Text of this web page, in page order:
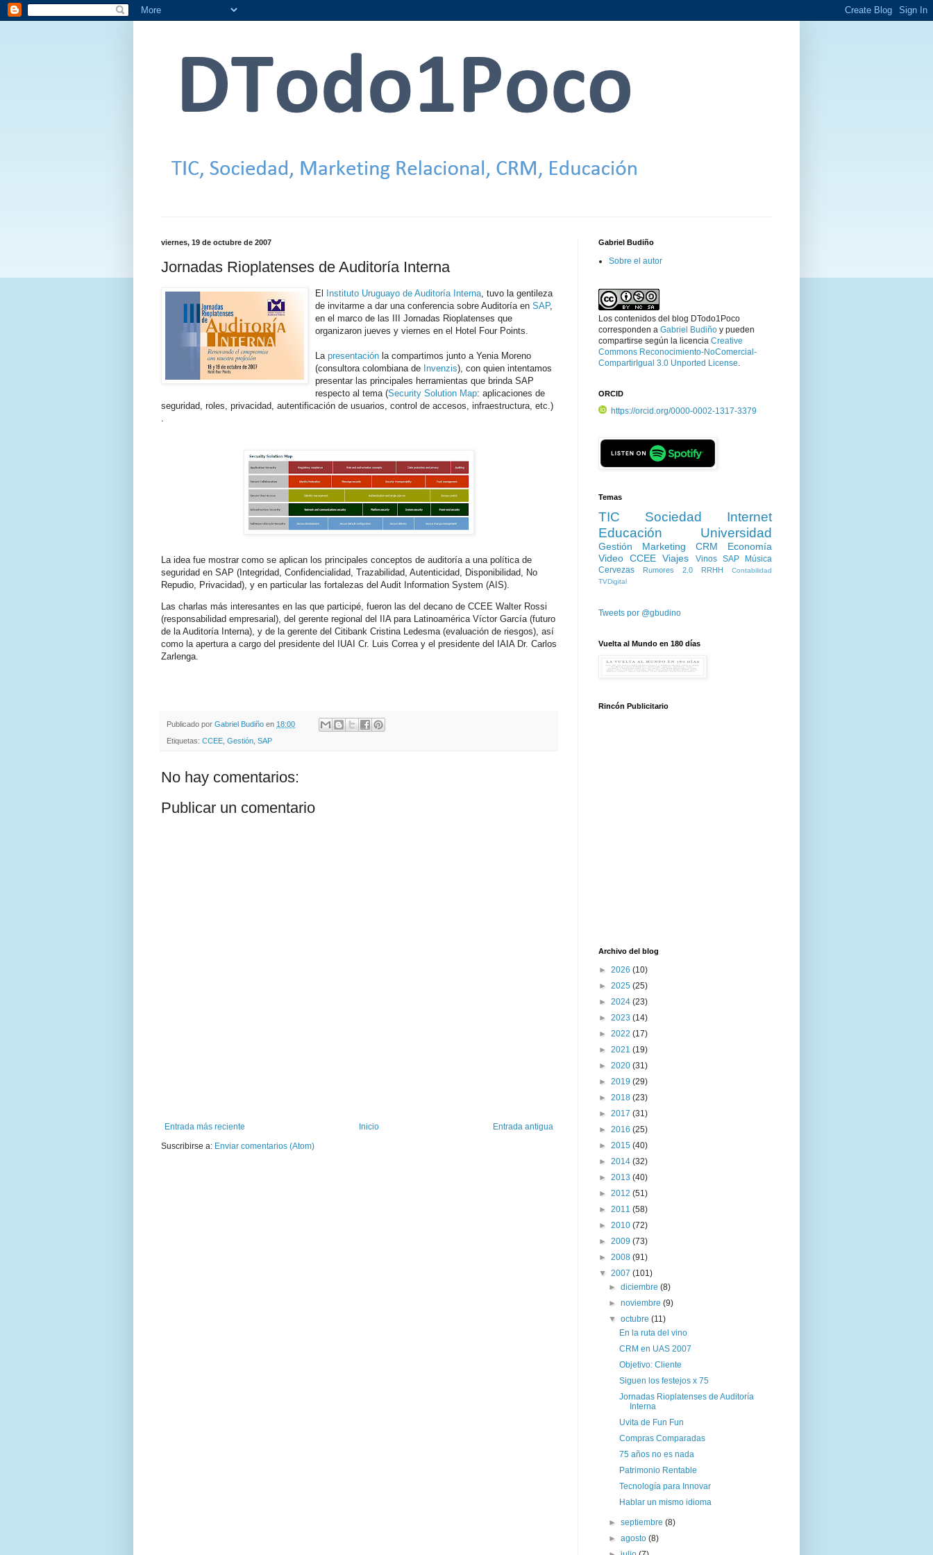
viernes, 19 de octubre de 2007
Jornadas Rioplatenses de Auditoría Interna
El Instituto Uruguayo de Auditoría Interna , tuvo la gentileza
de invitarme a dar una conferencia sobre Auditoría en SAP,
en el marco de las III Jornadas Rioplatenses que
organizaron jueves y viernes en el Hotel Four Points.
La presentación la compartimos junto a Yenia Moreno
(consultora colombiana de Invenzis), con quien intentamos
presentar las principales herramientas que brinda SAP
respecto al tema (Security Solution Map: aplicaciones de
seguridad, roles, privacidad, autentificación de usuarios, control de accesos, infraestructura, etc.)
La idea fue mostrar como se aplican los principales conceptos de auditoría a una política de
seguridad en SAP (Integridad, Confidencialidad, Trazabilidad, Autenticidad, Disponibilidad, No
Repudio, Privacidad), y en particular las fortalezas del Audit Information System (AIS).
Las charlas más interesantes en las que participé, fueron las del decano de CCEE Walter Rossi
(responsabilidad empresarial), del gerente regional del IIA para Latinoamérica Víctor García (futuro
de la Auditoría Interna), y de la gerente del Citibank Cristina Ledesma (evaluación de riesgos), así
como la apertura a cargo del presidente del IUAI Cr. Luis Correa y el presidente del IAIA Dr. Carlos
Zarlenga.
Publicado por Gabriel Budiño en 18:00
Etiquetas: CCEE, Gestión, SAP
No hay comentarios:
Publicar un comentario
Entrada más reciente Entrada antigua
Inicio
Suscribirse a: Enviar comentarios (Atom)
Gabriel Budiño
Sobre el autor
Los contenidos del blog DTodo1Poco
corresponden a Gabriel Budiño y pueden
compartirse según la licencia Creative
Commons Reconocimiento-NoComercial-
CompartirIgual 3.0 Unported License.
ORCID
https://orcid.org/0000-0002-1317-3379
Temas
TIC Sociedad
Internet
Educación
Universidad
Gestión Marketing CRM
Economía
Video CCEE Viajes Vinos SAP
Música
Cervezas
Rumores 2.0 RRHH
Contabilidad
TVDigital
Tweets por @gbudino
Vuelta al Mundo en 180 días
Rincón Publicitario
Archivo del blog
► 2026 (10)
► 2025 (25)
► 2024 (23)
► 2023 (14)
► 2022 (17)
► 2021 (19)
► 2020 (31)
► 2019 (29)
► 2018 (23)
► 2017 (31)
► 2016 (25)
► 2015 (40)
► 2014 (32)
► 2013 (40)
► 2012 (51)
► 2011 (58)
► 2010 (72)
► 2009 (73)
► 2008 (91)
▼ 2007 (101)
►diciembre(8)
►noviembre(9)
▼octubre(11)
En la ruta del vino
CRM en UAS 2007
Objetivo: Cliente
Siguen los festejos x 75
Jornadas Rioplatenses de Auditoría
Interna
Uvita de Fun Fun
Compras Comparadas
75 años no es nada
Patrimonio Rentable
Tecnología para Innovar
Hablar un mismo idioma
►septiembre(8)
►agosto(8)